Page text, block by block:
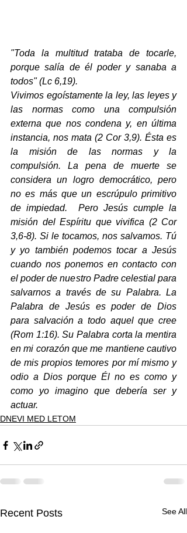
"Toda la multitud trataba de tocarle,
porque salía de él poder y sanaba a
todos" (Lc 6,19).
Vivimos egoístamente la ley, las leyes y
las normas como una compulsión
externa que nos condena y, en última
instancia, nos mata (2 Cor 3,9). Ésta es
la misión de las normas y la
compulsión. La pena de muerte se
considera un logro democrático, pero
no es más que un escrúpulo primitivo
de impiedad.  Pero Jesús cumple la
misión del Espíritu que vivifica (2 Cor
3,6-8). Si le tocamos, nos salvamos. Tú
y yo también podemos tocar a Jesús
cuando nos ponemos en contacto con
el poder de nuestro Padre celestial para
salvarnos a través de su Palabra. La
Palabra de Jesús es poder de Dios
para salvación a todo aquel que cree
(Rom 1:16). Su Palabra corta la mentira
en mi corazón que me mantiene cautivo
de mis propios temores por mí mismo y
odio a Dios porque Él no es como y
como yo imagino que debería ser y
actuar.
DNEVI MED LETOM
Recent Posts See All